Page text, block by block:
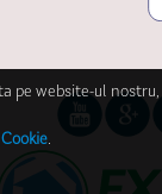
pe website-ul
.